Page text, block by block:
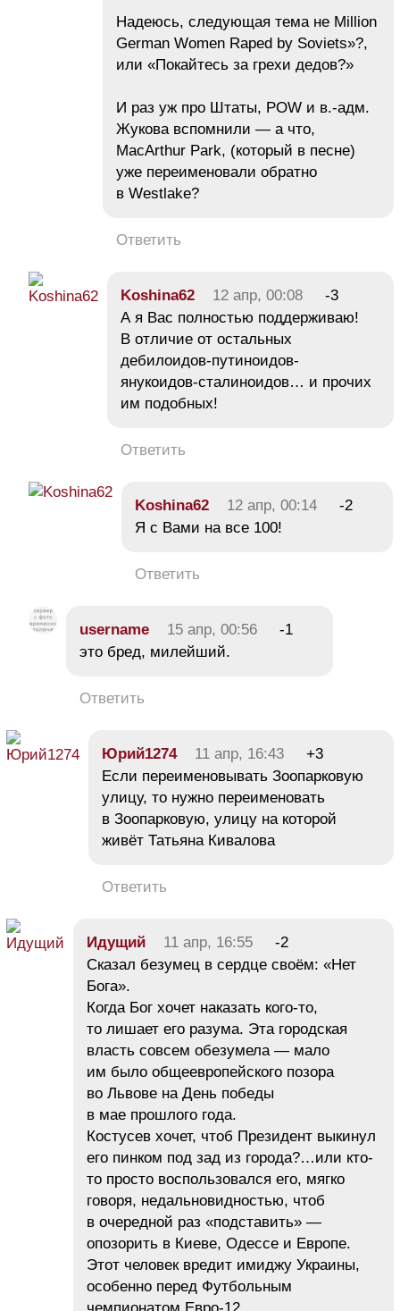
Надеюсь, следующая тема не Million
German Women Raped by Soviets»?,
или «Покайтесь за грехи дедов?»
И раз уж про Штаты, POW и в.-адм.
Жукова вспомнили — а что,
MacArthur Park, (который в песне)
уже переименовали обратно
в Westlake?
Ответить
Koshina62 12 апр, 00:08
-3
А я Вас полностью поддерживаю!
В отличие от остальных
дебилоидов-путиноидов-
янукоидов-сталиноидов… и прочих
им подобных!
Ответить
Koshina62 12 апр, 00:14
-2
Я с Вами на все 100!
Ответить
username 15 апр, 00:56
-1
это бред, милейший.
Ответить
Юрий1274 11 апр, 16:43
+3
Если переименовывать Зоопарковую
улицу, то нужно переименовать
в Зоопарковую, улицу на которой
живёт Татьяна Кивалова
Ответить
Идущий 11 апр, 16:55
-2
Сказал безумец в сердце своём: «Нет
Бога».
Когда Бог хочет наказать кого-то,
то лишает его разума. Эта городская
власть совсем обезумела — мало
им было общеевропейского позора
во Львове на День победы
в мае прошлого года.
Костусев хочет, чтоб Президент выкинул
его пинком под зад из города?…или кто-
то просто воспользовался его, мягко
говоря, недальновидностью, чтоб
в очередной раз «подставить» —
опозорить в Киеве, Одессе и Европе.
Этот человек вредит имиджу Украины,
особенно перед Футбольным
чемпионатом Евро-12.